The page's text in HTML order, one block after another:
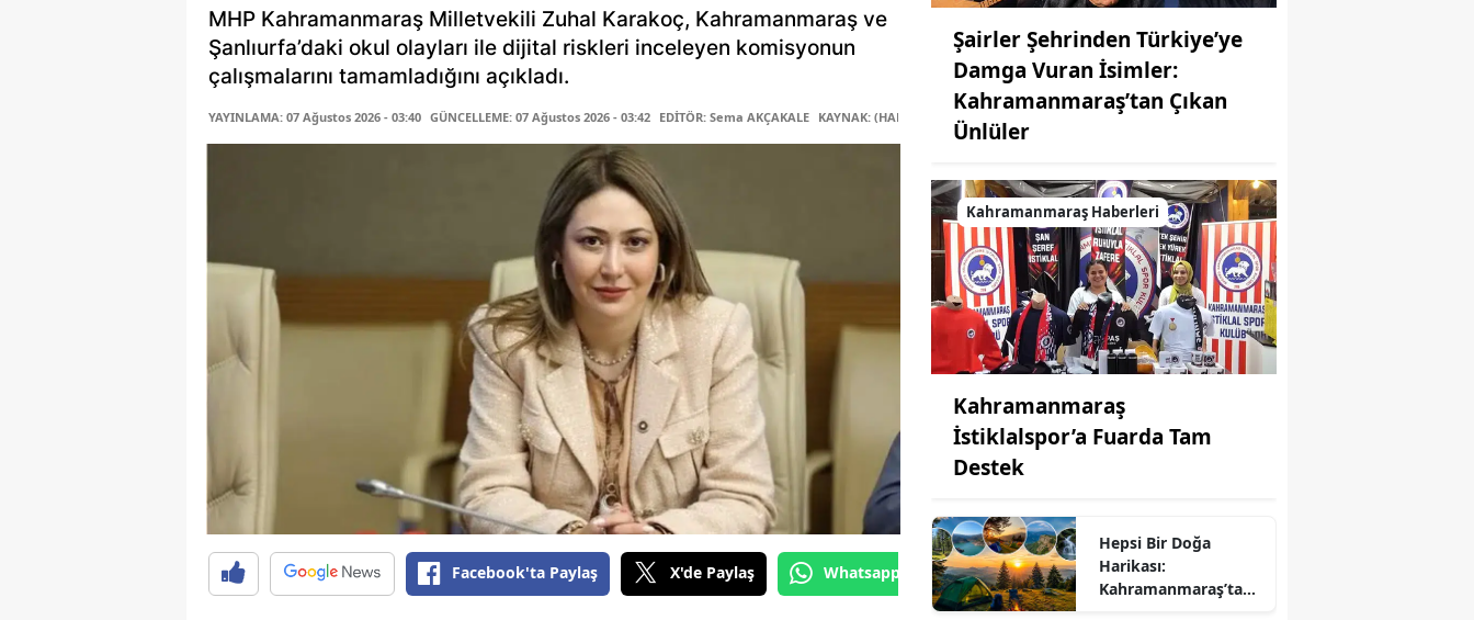
MHP Kahramanmaraş Milletvekili Zuhal Karakoç, Kahramanmaraş ve
Şanlıurfa’daki okul olayları ile dijital riskleri inceleyen komisyonun
çalışmalarını tamamladığını açıkladı.
YAYINLAMA: 07 Ağustos 2026 - 03:40 GÜNCELLEME: 07 Ağustos 2026 - 03:42 EDİTÖR: Sema AKÇAKALE KAYNAK: (HABER MERKEZİ) MUHABİR: Elife Karaarslan
Facebook'ta Paylaş X'de Paylaş Whatsapp'tan Gönder
Şairler Şehrinden Türkiye’ye
Damga Vuran İsimler:
Kahramanmaraş’tan Çıkan
Ünlüler
Kahramanmaraş Haberleri
Kahramanmaraş
İstiklalspor’a Fuarda Tam
Destek
Hepsi Bir Doğa
Harikası:
Kahramanmaraş’ta